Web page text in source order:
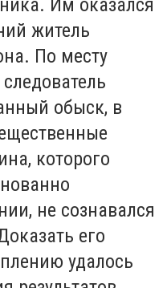
Им оказался
житель
По месту
обыск, в
которого
не сознавался
его
удалось